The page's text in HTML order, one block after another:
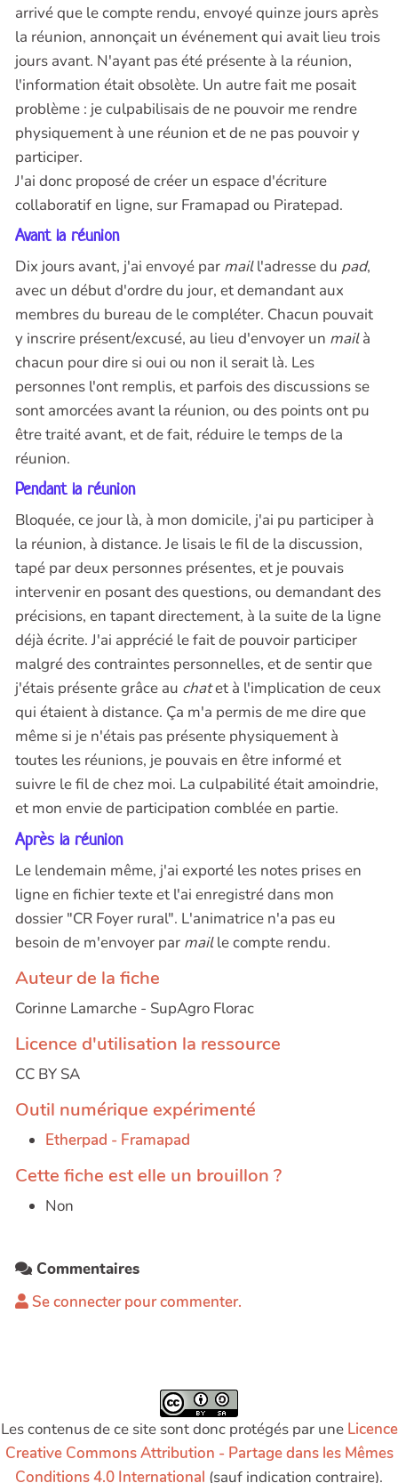
arrivé que le compte rendu, envoyé quinze jours après
la réunion, annonçait un événement qui avait lieu trois
jours avant. N'ayant pas été présente à la réunion,
l'information était obsolète. Un autre fait me posait
problème : je culpabilisais de ne pouvoir me rendre
physiquement à une réunion et de ne pas pouvoir y
participer.
J'ai donc proposé de créer un espace d'écriture
collaboratif en ligne, sur Framapad ou Piratepad.
Avant la réunion
Dix jours avant, j'ai envoyé par maill'adresse du pad,
avec un début d'ordre du jour, et demandant aux
membres du bureau de le compléter. Chacun pouvait
y inscrire présent/excusé, au lieu d'envoyer un mailà
chacun pour dire si oui ou non il serait là. Les
personnes l'ont remplis, et parfois des discussions se
sont amorcées avant la réunion, ou des points ont pu
être traité avant, et de fait, réduire le temps de la
réunion.
Pendant la réunion
Bloquée, ce jour là, à mon domicile, j'ai pu participer à
la réunion, à distance. Je lisais le fil de la discussion,
tapé par deux personnes présentes, et je pouvais
intervenir en posant des questions, ou demandant des
précisions, en tapant directement, à la suite de la ligne
déjà écrite. J'ai apprécié le fait de pouvoir participer
malgré des contraintes personnelles, et de sentir que
j'étais présente grâce au chatet à l'implication de ceux
qui étaient à distance. Ça m'a permis de me dire que
même si je n'étais pas présente physiquement à
toutes les réunions, je pouvais en être informé et
suivre le fil de chez moi. La culpabilité était amoindrie,
et mon envie de participation comblée en partie.
Après la réunion
Le lendemain même, j'ai exporté les notes prises en
ligne en fichier texte et l'ai enregistré dans mon
dossier "CR Foyer rural". L'animatrice n'a pas eu
besoin de m'envoyer par maille compte rendu.
Auteur de la fiche
Corinne Lamarche - SupAgro Florac
Licence d'utilisation la ressource
CC BY SA
Outil numérique expérimenté
Etherpad - Framapad
Cette fiche est elle un brouillon ?
Non
Commentaires
Se connecter pour commenter.
Les contenus de ce site sont donc protégés par une Licence
Creative Commons Attribution - Partage dans les Mêmes
Conditions 4.0 International (sauf indication contraire).